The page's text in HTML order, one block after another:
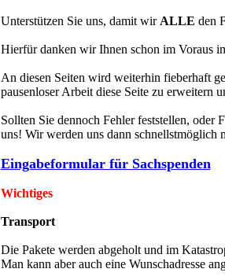
Unterstützen Sie uns, damit wir ALLE den
Hierfür danken wir Ihnen schon im Voraus
An diesen Seiten wird weiterhin fieberhaft
pausenloser Arbeit diese Seite zu erweitern
Sollten Sie dennoch Fehler feststellen, oder
uns! Wir werden uns dann schnellstmöglich
Eingabeformular für Sachspenden
Wichtiges
Transport
Die Pakete werden abgeholt und im
Man kann aber auch eine Wunschadresse